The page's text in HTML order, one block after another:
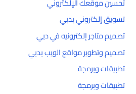
تسويق إلكتروني بدبي
تصميم متاجر إلكترونيه في دبي
تصميم وتطوير مواقع الويب بدبي
تطبيقات وبرمجة
تطبيقات وبرمجة